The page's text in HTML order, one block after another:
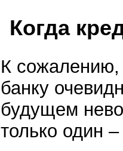
Когда
К сожалению,
банку
будущем
только один